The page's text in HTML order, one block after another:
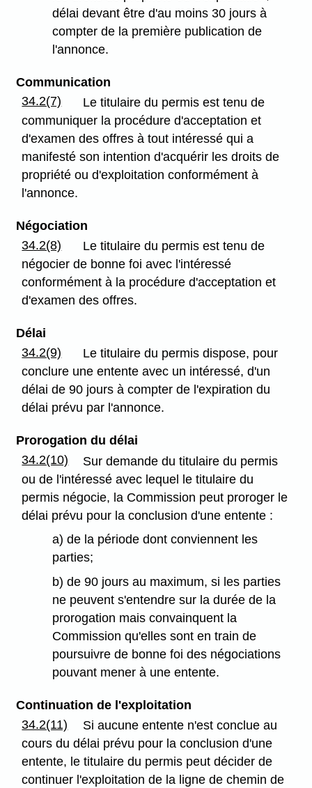
délai devant être d'au moins 30 jours à
compter de la première publication de
l'annonce.
Communication
34.2(7)
Le titulaire du permis est tenu de
communiquer la procédure d'acceptation et
d'examen des offres à tout intéressé qui a
manifesté son intention d'acquérir les droits de
propriété ou d'exploitation conformément à
l'annonce.
Négociation
34.2(8)
Le titulaire du permis est tenu de
négocier de bonne foi avec l'intéressé
conformément à la procédure d'acceptation et
d'examen des offres.
Délai
34.2(9)
Le titulaire du permis dispose, pour
conclure une entente avec un intéressé, d'un
délai de 90 jours à compter de l'expiration du
délai prévu par l'annonce.
Prorogation du délai
34.2(10)
Sur demande du titulaire du permis
ou de l'intéressé avec lequel le titulaire du
permis négocie, la Commission peut proroger le
délai prévu pour la conclusion d'une entente :
a) de la période dont conviennent les
parties;
b) de 90 jours au maximum, si les parties
ne peuvent s'entendre sur la durée de la
prorogation mais convainquent la
Commission qu'elles sont en train de
poursuivre de bonne foi des négociations
pouvant mener à une entente.
Continuation de l'exploitation
34.2(11)
Si aucune entente n'est conclue au
cours du délai prévu pour la conclusion d'une
entente, le titulaire du permis peut décider de
continuer l'exploitation de la ligne de chemin de